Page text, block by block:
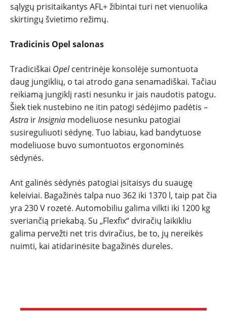
sąlygų prisitaikantys AFL+ žibintai turi net vienuolika
skirtingų švietimo režimų.
Tradicinis Opel salonas
Tradiciškai Opelcentrinėje konsolėje sumontuota
daug jungiklių, o tai atrodo gana senamadiškai. Tačiau
reikiamą jungiklį rasti nesunku ir jais naudotis patogu.
Šiek tiek nustebino ne itin patogi sėdėjimo padėtis –
Astra irInsignia modeliuose nesunku patogiai
susireguliuoti sėdynę. Tuo labiau, kad bandytuose
modeliuose buvo sumontuotos ergonominės
sėdynės.
Ant galinės sėdynės patogiai įsitaisys du suaugę
keleiviai. Bagažinės talpa nuo 362 iki 1370 l, taip pat čia
yra 230 V rozetė. Automobiliu galima vilkti iki 1200 kg
sveriančią priekabą. Su „Flexfix“ dviračių laikikliu
galima pervežti net tris dviračius, be to, jų nereikės
nuimti, kai atidarinėsite bagažinės dureles.